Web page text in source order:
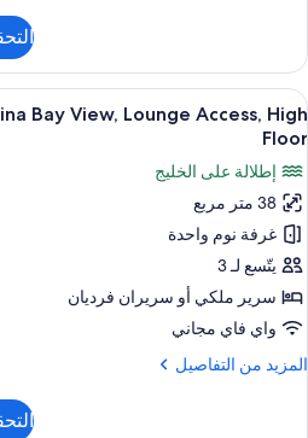
Pacific
Club
King
استعراض
جميع
Pacific
Club
Room,
Marina
Bay
View,
Lounge
Access,
7
Bay View, Lounge Access, High
Floor
إطلالة على الخليج
38 متر مربع
غرفة نوم واحدة
يتّسع لـ 3
سرير ملكي‫‬ أو سريران فرديان
واي فاي مجاني
المزيد من التفاصيل
المزيد